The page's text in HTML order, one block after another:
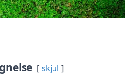
skjul